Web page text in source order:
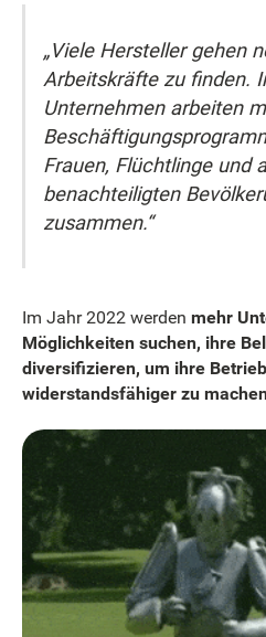
„Viele Hersteller gehen
Arbeitskräfte zu finden.
Unternehmen arbeiten
Frauen, Flüchtlinge und
benachteiligten
zusammen.“
Im Jahr 2022 werden mehr
Möglichkeiten suchen, ihre
diversifizieren, um ihre
widerstandsfähiger zu